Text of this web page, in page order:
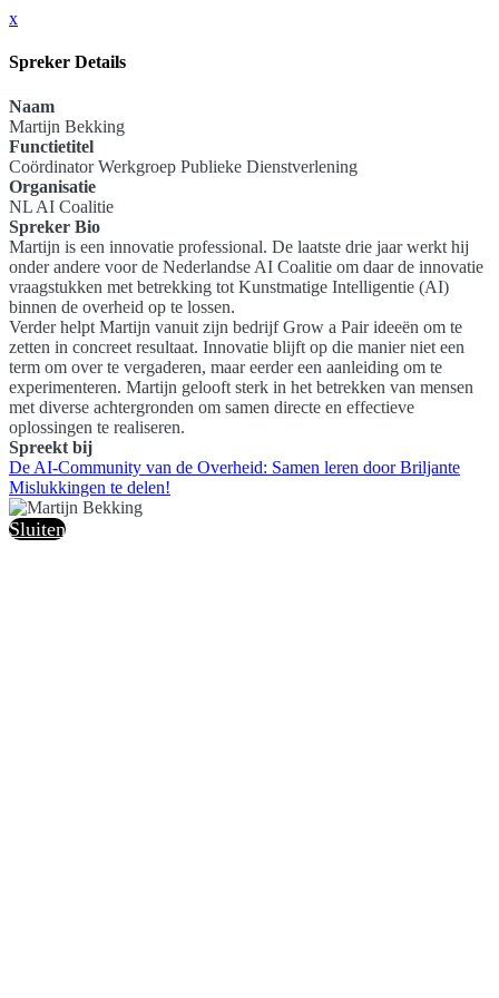
x
Spreker Details
Naam
Martijn Bekking
Functietitel
Coördinator Werkgroep Publieke Dienstverlening
Organisatie
NL AI Coalitie
Spreker Bio
Martijn is een innovatie professional. De laatste drie jaar werkt hij
onder andere voor de Nederlandse AI Coalitie om daar de innovatie
vraagstukken met betrekking tot Kunstmatige Intelligentie (AI)
binnen de overheid op te lossen.
Verder helpt Martijn vanuit zijn bedrijf Grow a Pair ideeën om te
zetten in concreet resultaat. Innovatie blijft op die manier niet een
term om over te vergaderen, maar eerder een aanleiding om te
experimenteren. Martijn gelooft sterk in het betrekken van mensen
met diverse achtergronden om samen directe en effectieve
oplossingen te realiseren.
Spreekt bij
De AI-Community van de Overheid: Samen leren door Briljante
Mislukkingen te delen!
Sluiten